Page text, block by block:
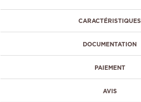
CARACTÉRISTIQUES
DOCUMENTATION
PAIEMENT
AVIS